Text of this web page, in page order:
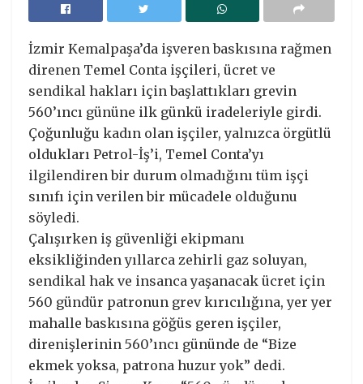
İzmir Kemalpaşa’da işveren baskısına rağmen
direnen Temel Conta işçileri, ücret ve
sendikal hakları için başlattıkları grevin
560’ıncı gününe ilk günkü iradeleriyle girdi.
Çoğunluğu kadın olan işçiler, yalnızca örgütlü
oldukları Petrol-İş’i, Temel Conta’yı
ilgilendiren bir durum olmadığını tüm işçi
sınıfı için verilen bir mücadele olduğunu
söyledi.
Çalışırken iş güvenliği ekipmanı
eksikliğinden yıllarca zehirli gaz soluyan,
sendikal hak ve insanca yaşanacak ücret için
560 gündür patronun grev kırıcılığına, yer yer
mahalle baskısına göğüs geren işçiler,
direnişlerinin 560’ıncı gününde de “Bize
ekmek yoksa, patrona huzur yok” dedi.